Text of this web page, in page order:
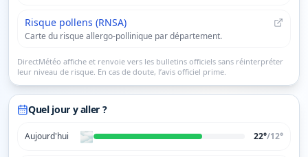
Risque pollens (RNSA)
Carte du risque allergo-pollinique par département.
DirectMétéo affiche et renvoie vers les bulletins officiels sans réinterpréter
leur niveau de risque. En cas de doute, l’avis officiel prime.
Quel jour y aller ?
Aujourd'hui 🌫️ 22°/12°